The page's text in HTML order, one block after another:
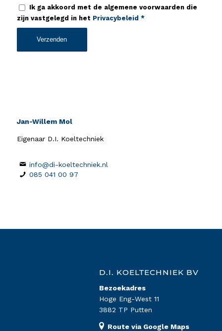
Ik ga akkoord met de algemene voorwaarden die
zijn vastgelegd in het Privacybeleid *
Jan-Willem Mol
Eigenaar D.I. Koeltechniek
info@di-koeltechniek.nl
085 041 00 97
D.I. KOELTECHNIEK BV
Bezoekadres
Hoge Eng-West 11
3882 TP Putten
Route via Google Maps